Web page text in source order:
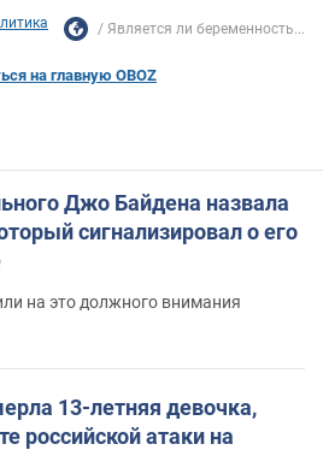
Является ли беременность...
на главную OBOZ
Джо Байдена назвала
сигнализировал о его
на это должного внимания
13-летняя девочка,
российской атаки на